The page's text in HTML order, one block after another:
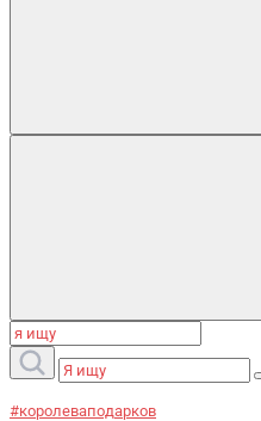
#королеваподарков